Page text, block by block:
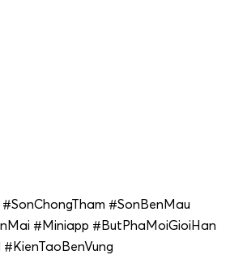
#SonBenMau
#Miniapp #ButPhaMoiGioiHan